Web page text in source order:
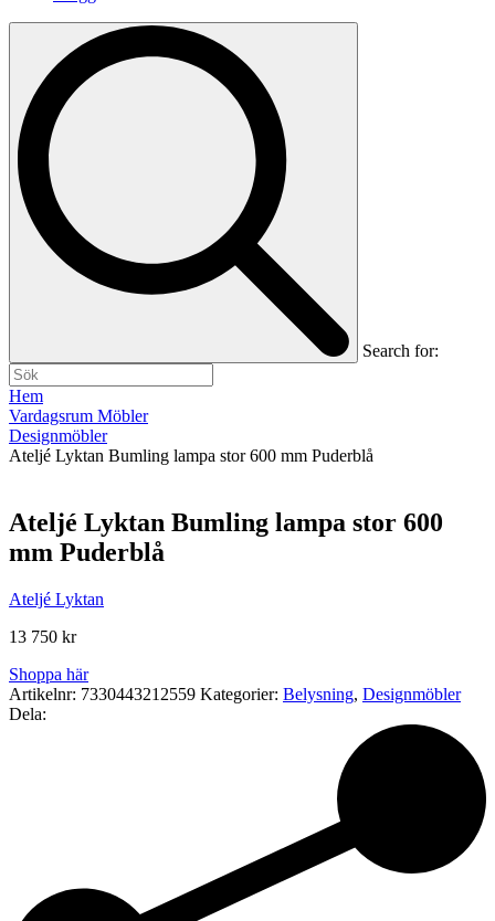
Search for:
Hem
Vardagsrum Möbler
Designmöbler
Ateljé Lyktan Bumling lampa stor 600 mm Puderblå
Ateljé Lyktan Bumling lampa stor 600
mm Puderblå
Ateljé Lyktan
13 750 kr
Shoppa här
Artikelnr: 7330443212559 Kategorier: Belysning, Designmöbler
Dela: